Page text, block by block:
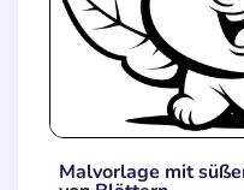
Malvorlage mit